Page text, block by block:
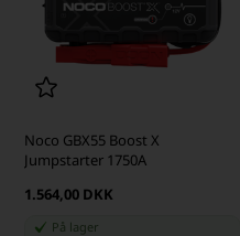
Noco GBX55 Boost X
Jumpstarter 1750A
1.564,00 DKK
På lager